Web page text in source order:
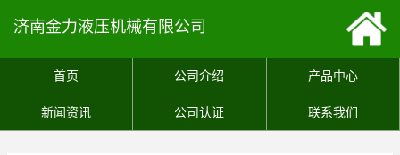
济南金力液压机械有限公司
首页 公司介绍 产品中心
新闻资讯 公司认证 联系我们